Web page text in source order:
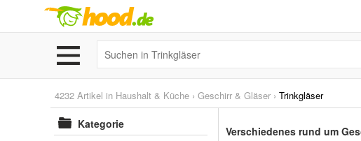
4232 Artikel in Haushalt & Küche › Geschirr & Gläser › Trinkgläser
Kategorie
Verschiedenes rund um